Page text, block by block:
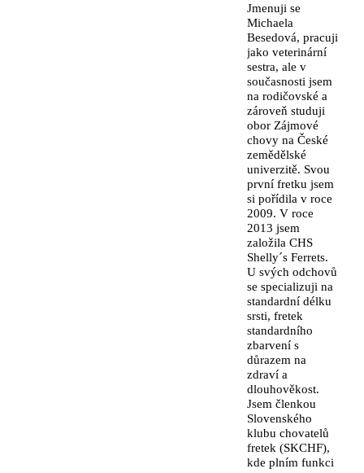
Jmenuji se
Michaela
Besedová, pracuji
jako veterinární
sestra, ale v
současnosti jsem
na rodičovské a
zároveň studuji
obor Zájmové
chovy na České
zemědělské
univerzitě. Svou
první fretku jsem
si pořídila v roce
2009. V roce
2013 jsem
založila CHS
Shelly´s Ferrets.
U svých odchovů
se specializuji na
standardní délku
srsti, fretek
standardního
zbarvení s
důrazem na
zdraví a
dlouhověkost.
Jsem členkou
Slovenského
klubu chovatelů
fretek (SKCHF),
kde plním funkci